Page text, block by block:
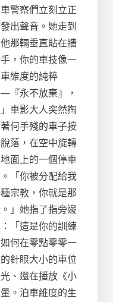
警察們立刻立正
出聲音。她走到
那輛垂直貼在牆
，你的車技像一
維度的純粹
『永不放棄』，
車影大人突然掏
何手殘的車子按
落，在空中旋轉
面上的一個停車
「你被分配給我
宗教，你就是那
」她指了指旁邊
「這是你的訓練
何在零點零零一
針眼大小的車位
、還在播放《小
。泊車維度的生